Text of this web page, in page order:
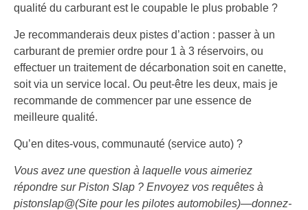
qualité du carburant est le coupable le plus probable ?
Je recommanderais deux pistes d’action : passer à un
carburant de premier ordre pour 1 à 3 réservoirs, ou
effectuer un traitement de décarbonation soit en canette,
soit via un service local. Ou peut-être les deux, mais je
recommande de commencer par une essence de
meilleure qualité.
Qu’en dites-vous, communauté (service auto) ?
Vous avez une question à laquelle vous aimeriez
répondre sur Piston Slap ? Envoyez vos requêtes à
pistonslap@(Site pour les pilotes automobiles)—donnez-